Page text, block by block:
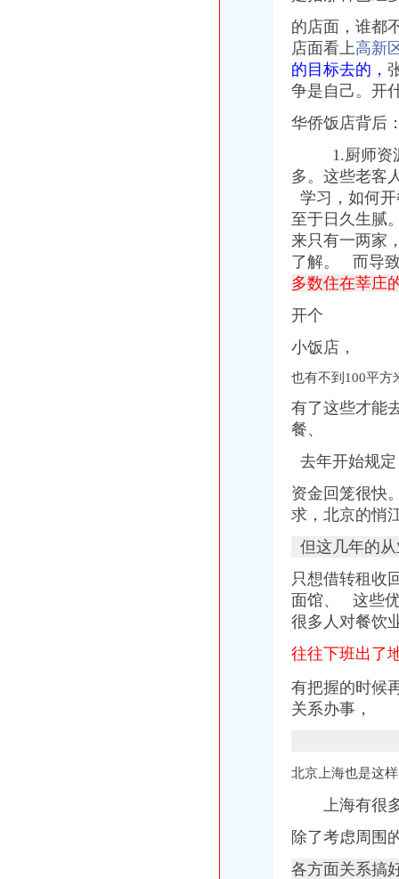
的店面，谁都
店面看上高新
的目标去的，
争是自己。开
华侨饭店背后
1.厨师资源
多。这些老
学习，如何
至于日久生腻
来只有一两家
了解。
而导
多数住在莘庄
开个
小饭店，
也有不到100平方
有了这些才能
餐、
去年开始规
资金回笼很快
求， 北京的悄
但这几年的
只想借转租收
面馆、 这些
很多人对餐饮
往往下班出了
有把握的时候
关系办事，
北京上海也是这
上海有很多
除了考虑周围
各方面关系搞